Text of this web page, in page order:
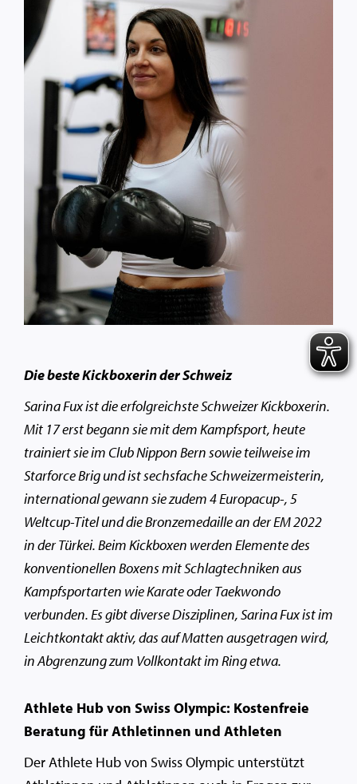
Die beste Kickboxerin der Schweiz
Sarina Fux ist die erfolgreichste Schweizer Kickboxerin.
Mit 17 erst begann sie mit dem Kampfsport, heute
trainiert sie im Club Nippon Bern sowie teilweise im
Starforce Brig und ist sechsfache Schweizermeisterin,
international gewann sie zudem 4 Europacup-, 5
Weltcup-Titel und die Bronzemedaille an der EM 2022
in der Türkei. Beim Kickboxen werden Elemente des
konventionellen Boxens mit Schlagtechniken aus
Kampfsportarten wie Karate oder Taekwondo
verbunden. Es gibt diverse Disziplinen, Sarina Fux ist im
Leichtkontakt aktiv, das auf Matten ausgetragen wird,
in Abgrenzung zum Vollkontakt im Ring etwa.
Athlete Hub von Swiss Olympic: Kostenfreie
Beratung für Athletinnen und Athleten
Der Athlete Hub von Swiss Olympic unterstützt